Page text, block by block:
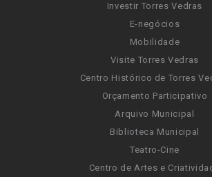
Investir Torres Vedras
E-negócios
Mobilidade
Visite Torres Vedras
Centro Histórico de Torres
Orçamento Participativo
Arquivo Municipal
Biblioteca Municipal
Teatro-Cine
Centro de Artes e